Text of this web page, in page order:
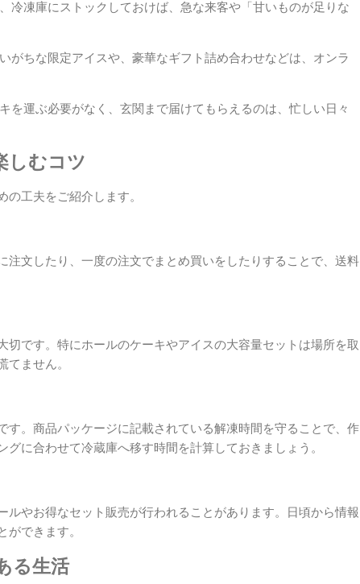
冷凍庫にストックしておけば、急な来客や「甘いものが足りな
がちな限定アイスや、豪華なギフト詰め合わせなどは、オンラ
を運ぶ必要がなく、玄関まで届けてもらえるのは、忙しい日々
しむコツ
工夫をご紹介します。
文したり、一度の注文でまとめ買いをしたりすることで、送料
です。特にホールのケーキやアイスの大容量セットは場所を取
ません。
。商品パッケージに記載されている解凍時間を守ることで、作
に合わせて冷蔵庫へ移す時間を計算しておきましょう。
やお得なセット販売が行われることがあります。日頃から情報
できます。
る生活